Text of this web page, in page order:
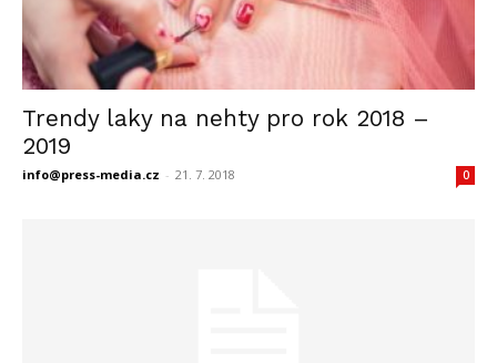
Trendy laky na nehty pro rok 2018 –
2019
info@press-media.cz - 21. 7. 2018 0